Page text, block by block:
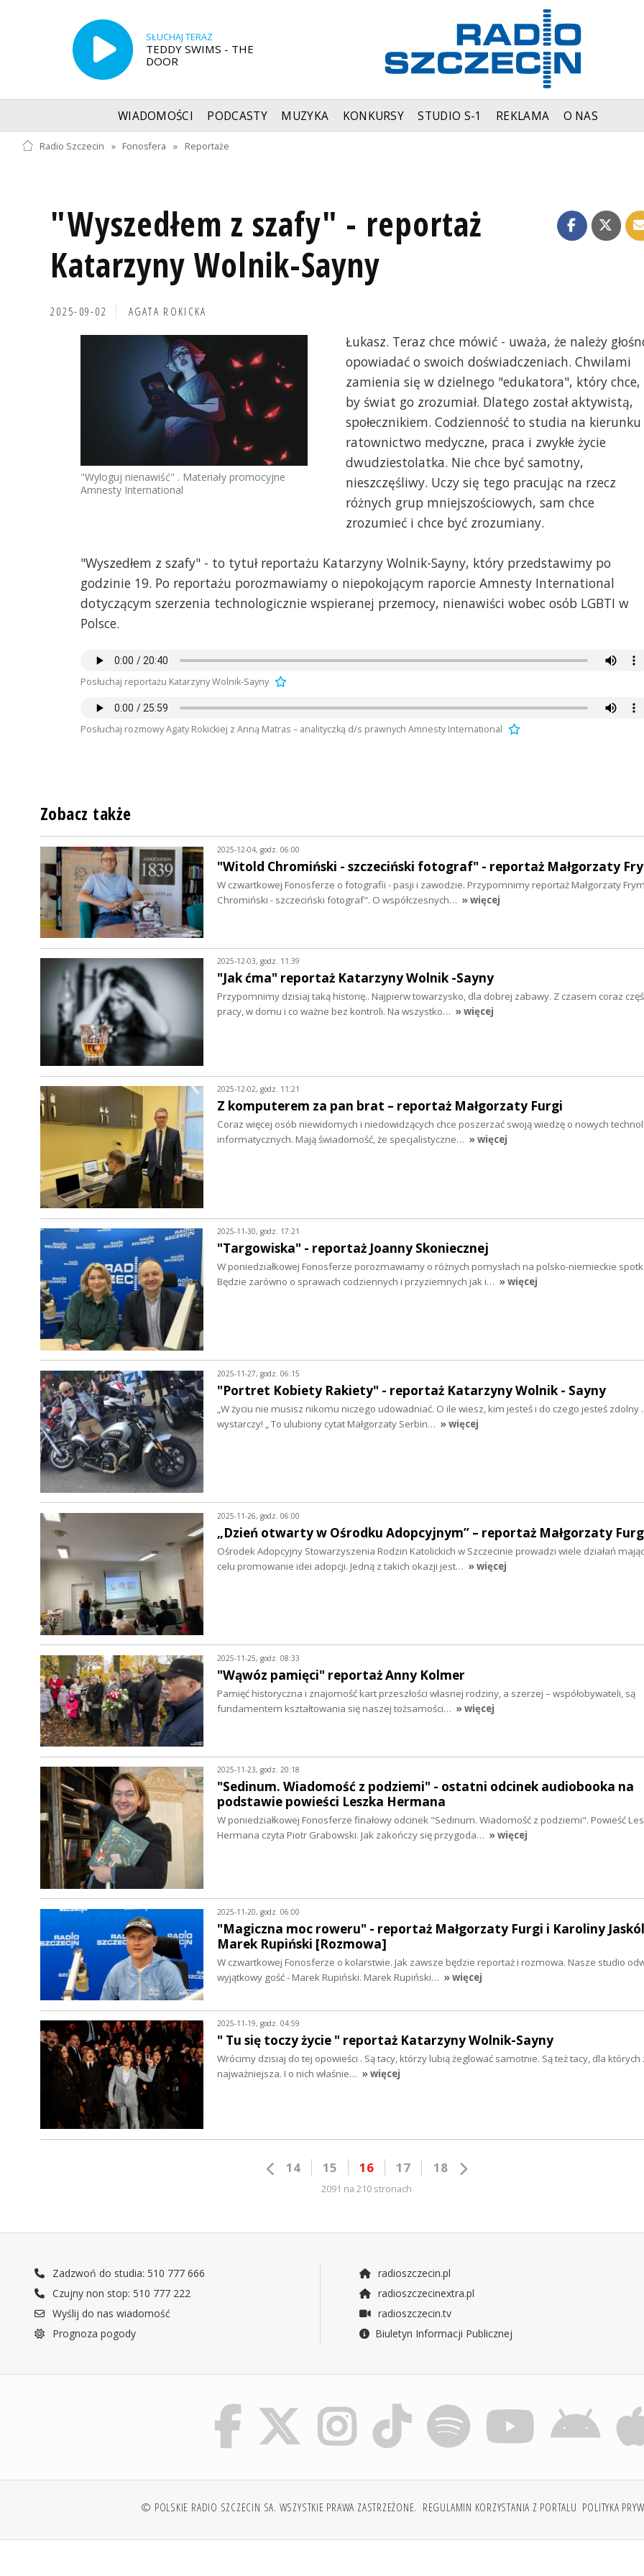
SŁUCHAJ TERAZ
TEDDY SWIMS - THE
DOOR
WIADOMOŚCI PODCASTY MUZYKA KONKURSY STUDIO S-1 REKLAMA O NAS
Radio Szczecin » Fonosfera » Reportaże
"Wyszedłem z szafy" - reportaż
Katarzyny Wolnik-Sayny
2025-09-02 AGATA ROKICKA
"Wyloguj nienawiść" . Materiały promocyjne
Amnesty International
Łukasz. Teraz chce mówić - uważa, że należy
opowiadać o swoich doświadczeniach. Chwilami
zamienia się w dzielnego "edukatora", który chce,
by świat go zrozumiał. Dlatego został aktywistą,
społecznikiem. Codzienność to studia na kierunku
ratownictwo medyczne, praca i zwykłe życie
dwudziestolatka. Nie chce być samotny,
nieszczęśliwy. Uczy się tego pracując na rzecz
różnych grup mniejszościowych, sam chce
zrozumieć i chce być zrozumiany.
"Wyszedłem z szafy" - to tytuł reportażu Katarzyny Wolnik-Sayny, który przedstawimy po
godzinie 19. Po reportażu porozmawiamy o niepokojącym raporcie Amnesty International
dotyczącym szerzenia technologicznie wspieranej przemocy, nienawiści wobec osób LGBTI w
Polsce.
Posłuchaj reportażu Katarzyny Wolnik-Sayny
Posłuchaj rozmowy Agaty Rokickiej z Anną Matras – analityczką d/s prawnych Amnesty International
Zobacz także
2025-12-04, godz. 06:00
"Witold Chromiński - szczeciński fotograf" - reportaż Małgorzaty
W czwartkowej Fonosferze o fotografii - pasji i zawodzie. Przypomnimy reportaż Małgorzaty
Chromiński - szczeciński fotograf". O współczesnych… » więcej
2025-12-03, godz. 11:39
"Jak ćma" reportaż Katarzyny Wolnik -Sayny
Przypomnimy dzisiaj taką historię.. Najpierw towarzysko, dla dobrej zabawy. Z czasem coraz
pracy, w domu i co ważne bez kontroli. Na wszystko… » więcej
2025-12-02, godz. 11:21
Z komputerem za pan brat – reportaż Małgorzaty Furgi
Coraz więcej osób niewidomych i niedowidzących chce poszerzać swoją wiedzę o nowych
informatycznych. Mają świadomość, że specjalistyczne… » więcej
2025-11-30, godz. 17:21
"Targowiska" - reportaż Joanny Skoniecznej
W poniedziałkowej Fonosferze porozmawiamy o różnych pomysłach na polsko-niemieckie
Będzie zarówno o sprawach codziennych i przyziemnych jak i… » więcej
2025-11-27, godz. 06:15
"Portret Kobiety Rakiety" - reportaż Katarzyny Wolnik - Sayny
„W życiu nie musisz nikomu niczego udowadniać. O ile wiesz, kim jesteś i do czego jesteś zdolny
wystarczy! „ To ulubiony cytat Małgorzaty Serbin… » więcej
2025-11-26, godz. 06:00
„Dzień otwarty w Ośrodku Adopcyjnym” – reportaż Małgorzaty
Ośrodek Adopcyjny Stowarzyszenia Rodzin Katolickich w Szczecinie prowadzi wiele działań
celu promowanie idei adopcji. Jedną z takich okazji jest… » więcej
2025-11-25, godz. 08:33
"Wąwóz pamięci" reportaż Anny Kolmer
Pamięć historyczna i znajomość kart przeszłości własnej rodziny, a szerzej – współobywateli, są
fundamentem kształtowania się naszej tożsamości… » więcej
2025-11-23, godz. 20:18
"Sedinum. Wiadomość z podziemi" - ostatni odcinek audiobooka na
podstawie powieści Leszka Hermana
W poniedziałkowej Fonosferze finałowy odcinek "Sedinum. Wiadomość z podziemi". Powieść
Hermana czyta Piotr Grabowski. Jak zakończy się przygoda… » więcej
2025-11-20, godz. 06:00
"Magiczna moc roweru" - reportaż Małgorzaty Furgi i Karoliny
Marek Rupiński [Rozmowa]
W czwartkowej Fonosferze o kolarstwie. Jak zawsze będzie reportaż i rozmowa. Nasze studio
wyjątkowy gość - Marek Rupiński. Marek Rupiński… » więcej
2025-11-19, godz. 04:59
" Tu się toczy życie " reportaż Katarzyny Wolnik-Sayny
Wrócimy dzisiaj do tej opowieści . Są tacy, którzy lubią żeglować samotnie. Są też tacy, dla których
najważniejsza. I o nich właśnie… » więcej
14 15 16 17 18
2091 na 210 stronach
Zadzwoń do studia: 510 777 666
Czujny non stop: 510 777 222
Wyślij do nas wiadomość
Prognoza pogody
radioszczecin.pl
radioszczecinextra.pl
radioszczecin.tv
Biuletyn Informacji Publicznej
© POLSKIE RADIO SZCZECIN SA. WSZYSTKIE PRAWA ZASTRZEŻONE. REGULAMIN KORZYSTANIA Z PORTALU POLITYKA